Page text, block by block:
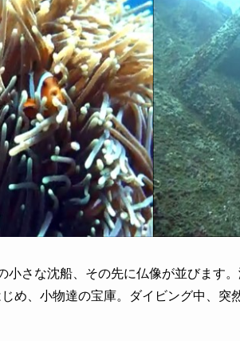
小さな沈船、その先に仏像が並びます
め、小物達の宝庫。ダイビング中、突